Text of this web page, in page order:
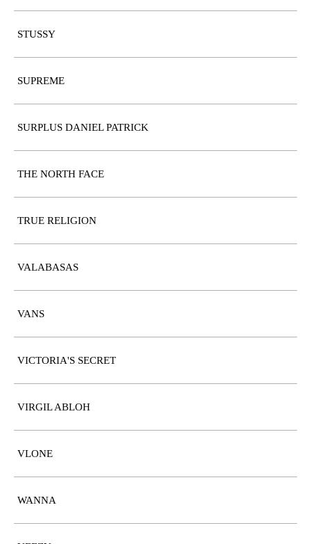
STUSSY
SUPREME
SURPLUS DANIEL PATRICK
THE NORTH FACE
TRUE RELIGION
VALABASAS
VANS
VICTORIA'S SECRET
VIRGIL ABLOH
VLONE
WANNA